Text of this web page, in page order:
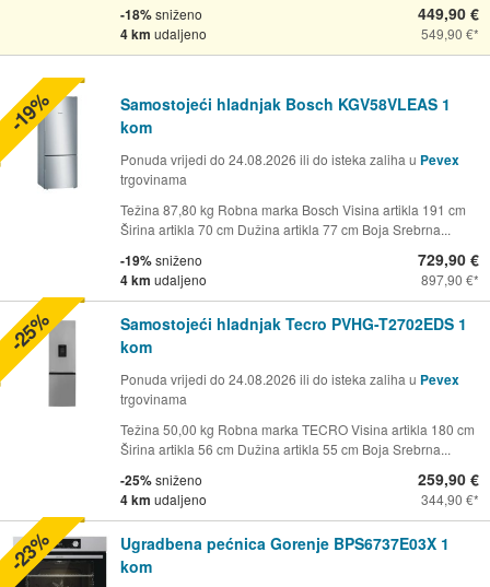
-18%sniženo
4 km udaljeno
449,90 €
549,90 €
Samostojeći hladnjak Bosch KGV58VLEAS 1
kom
Ponuda vrijedi do 24.08.2026 ili do isteka zaliha u Pevex
trgovinama
Težina 87,80 kg Robna marka Bosch Visina artikla 191 cm
Širina artikla 70 cm Dužina artikla 77 cm Boja Srebrna...
-19%sniženo
4 km udaljeno
729,90 €
897,90 €
-19%
Samostojeći hladnjak Tecro PVHG-T2702EDS 1
kom
Ponuda vrijedi do 24.08.2026 ili do isteka zaliha u Pevex
trgovinama
Težina 50,00 kg Robna marka TECRO Visina artikla 180 cm
Širina artikla 56 cm Dužina artikla 55 cm Boja Srebrna...
-25%sniženo
4 km udaljeno
259,90 €
344,90 €
-25%
Ugradbena pećnica Gorenje BPS6737E03X 1
kom
-23%